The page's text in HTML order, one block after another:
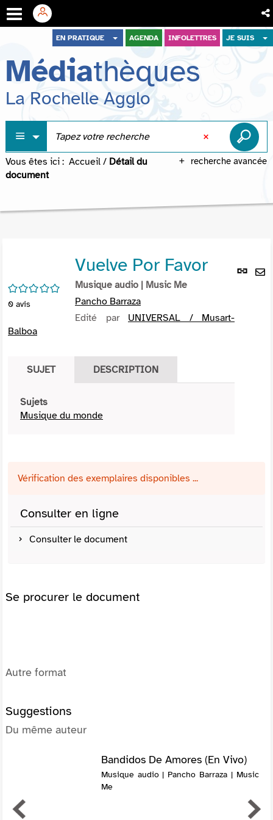
menu
contenu
recherche
EN PRATIQUE AGENDA INFOLETTRES JE SUIS
Médiathèques
La Rochelle Agglo
recherche avancée
Vous êtes ici : Accueil / Détail du
document
Lien
/5
0 avis
Vuelve Por Favor
Musique audio | Music Me
Pancho Barraza
Edité par UNIVERSAL / Musart-
Balboa
SUJET DESCRIPTION
Sujets
Musique du monde
Vérification des exemplaires disponibles ...
Consulter en ligne
Consulter le document
Se procurer le document
Autre format
Suggestions
Du même auteur
Bandidos De Amores (En Vivo)
Musique audio | Pancho Barraza | Music
Me